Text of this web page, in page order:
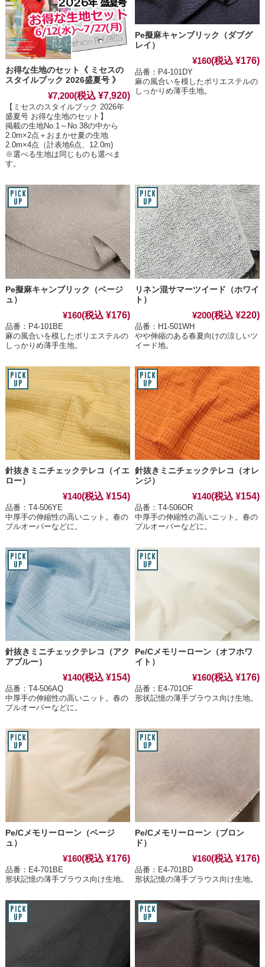
お得な生地のセット《 ミセスの
スタイルブック 2026盛夏号 》
¥7,200(税込 ¥7,920)
【ミセスのスタイルブック 2026年
盛夏号 お得な生地のセット】
掲載の生地No.1～No.38の中から
2.0m×2点＋おまかせ夏の生地
2.0m×4点（計表地6点、12.0m)
※選べる生地は同じものも選べま
す。
Pe擬麻キャンブリック（ダブグ
レイ）
¥160(税込 ¥176)
品番：P4-101DY
麻の風合いを模したポリエステルの
しっかりめ薄手生地。
Pe擬麻キャンブリック（ベージ
ュ）
¥160(税込 ¥176)
品番：P4-101BE
麻の風合いを模したポリエステルの
しっかりめ薄手生地。
リネン混サマーツイード（ホワイ
ト）
¥200(税込 ¥220)
品番：H1-501WH
やや伸縮のある春夏向けの涼しいツ
イード地。
針抜きミニチェックテレコ（イエ
ロー）
¥140(税込 ¥154)
品番：T4-506YE
中厚手の伸縮性の高いニット。春の
プルオーバーなどに。
針抜きミニチェックテレコ（オレ
ンジ）
¥140(税込 ¥154)
品番：T4-506OR
中厚手の伸縮性の高いニット。春の
プルオーバーなどに。
針抜きミニチェックテレコ（アク
アブルー）
¥140(税込 ¥154)
品番：T4-506AQ
中厚手の伸縮性の高いニット。春の
プルオーバーなどに。
Pe/Cメモリーローン（オフホワ
イト）
¥160(税込 ¥176)
品番：E4-701OF
形状記憶の薄手ブラウス向け生地。
Pe/Cメモリーローン（ベージ
ュ）
¥160(税込 ¥176)
品番：E4-701BE
形状記憶の薄手ブラウス向け生地。
Pe/Cメモリーローン（ブロン
ド）
¥160(税込 ¥176)
品番：E4-701BD
形状記憶の薄手ブラウス向け生地。